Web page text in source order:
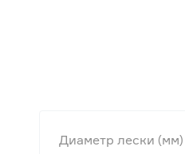
Диаметр лески (мм)